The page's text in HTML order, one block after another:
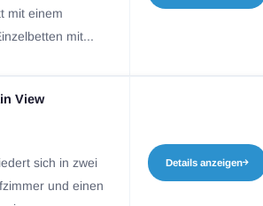
mit einem
mit...
View
sich in zwei
und einen
Details anzeigen